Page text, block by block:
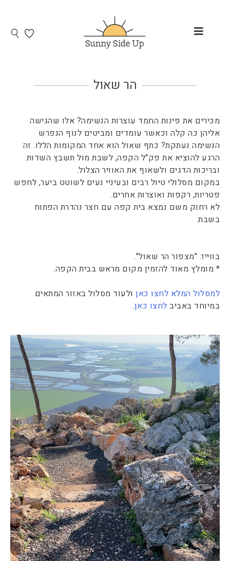
הר שאול
מכירים את פינות החמד עוצרות הנשימה? אלו שהגישה
אליהן כה קלה וכאשר עומדים ומביטים לנוף הנפרש
הנשימה נעתקת? כתף שאול הוא אחד המקומות הללו. זה
הרגע להוציא את פק"ל הקפה, לשבת מול תשבץ השדות
ובריכות הדגים ולשאוף את האוויר הצלול.
במקום מסלולי טיול רבים ובעיניי נעים לשוטט ביער, לחפש
פטריות, רקפות ואוצרות אחרים.
לא רחוק משם נמצא בית קפה עם חצר נהדרת הפתוח
בשבת.
בווייז: "מצפור הר שאול".
* מומלץ מאוד להזמין מקום מראש בבית הקפה.
למסלול המלא לחצו כאן ולעוד מסלול באזור המתאים
במיוחד באביב לחצו כאן.